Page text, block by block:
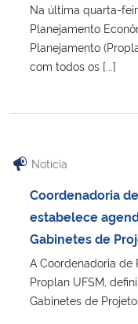
Na última quarta-
Planejamento
Planejamento
com todos os [...]
Notícia
Coordenadoria
estabelece
Gabinetes de
A Coordenadoria de
Proplan UFSM,
Gabinetes de